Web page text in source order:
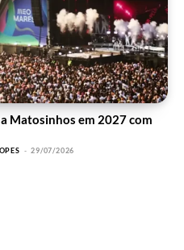
Matosinhos em 2027 com
- 29/07/2026